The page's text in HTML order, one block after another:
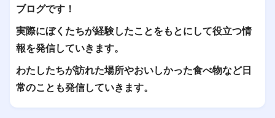
ブログです！
実際にぼくたちが経験したことをもとにして役立つ情
報を発信していきます。
わたしたちが訪れた場所やおいしかった食べ物など日
常のことも発信していきます。